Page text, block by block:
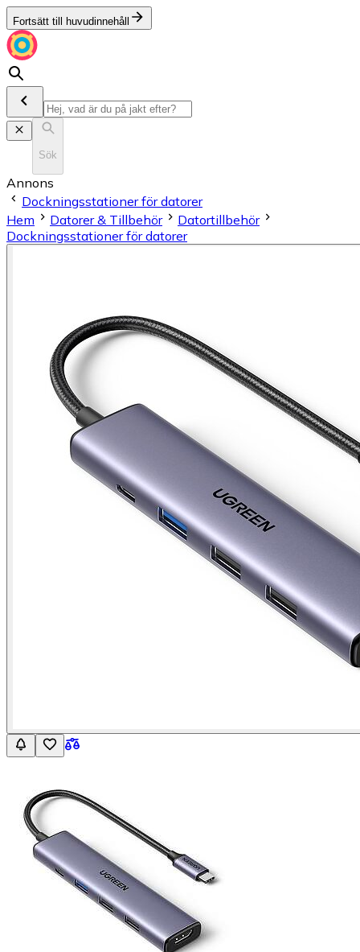
Fortsätt till huvudinnehåll
Sök
Annons
Dockningsstationer för datorer
Hem
Datorer & Tillbehör
Datortillbehör
Dockningsstationer för datorer